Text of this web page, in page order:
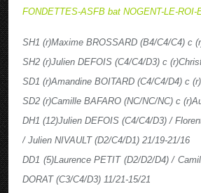
FONDETTES-ASFB bat NOGENT-LE-ROI-
SH1 (r)Maxime BROSSARD (B4/C4/C4) c
SH2 (r)Julien DEFOIS (C4/C4/D3) c
SD1 (r)Amandine BOITARD (C4/C4/D4) c
SD2 (r)Camille BAFARO (NC/NC/NC) c
DH1 (12)Julien DEFOIS (C4/C4/D3) /
/ Julien NIVAULT (D2/C4/D1) 21/19-21/16
DD1 (5)Laurence PETIT (D2/D2/D4) /
DORAT (C3/C4/D3) 11/21-15/21